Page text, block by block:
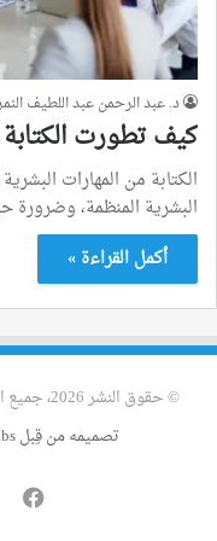
د. عبد الرحمن عبد اللطيف
كيف تطورت الكتابة
الكتابة من المهارات
البشرية المنظمة، وضرورة
أكمل القراءة »
© حقوق النشر 2026، جميع الحقوق محفوظة |
تصميمه من قِبل TieLabs